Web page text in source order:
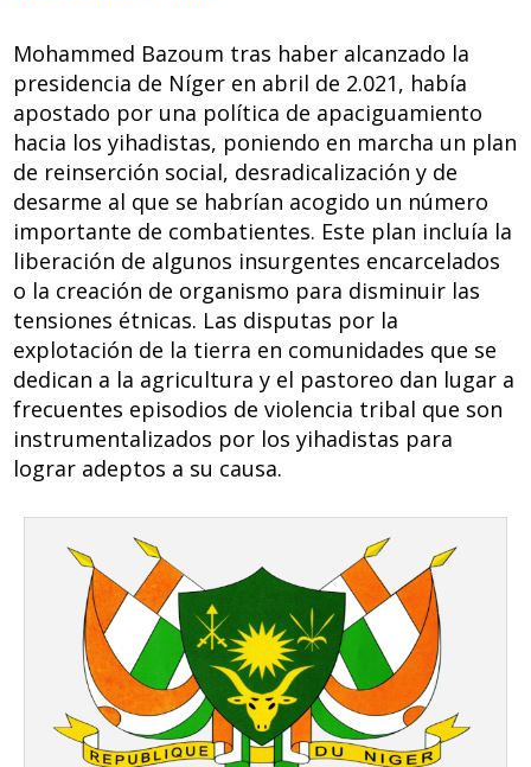
Mohammed Bazoum tras haber alcanzado la
presidencia de Níger en abril de 2.021, había
apostado por una política de apaciguamiento
hacia los yihadistas, poniendo en marcha un plan
de reinserción social, desradicalización y de
desarme al que se habrían acogido un número
importante de combatientes. Este plan incluía la
liberación de algunos insurgentes encarcelados
o la creación de organismo para disminuir las
tensiones étnicas. Las disputas por la
explotación de la tierra en comunidades que se
dedican a la agricultura y el pastoreo dan lugar a
frecuentes episodios de violencia tribal que son
instrumentalizados por los yihadistas para
lograr adeptos a su causa.